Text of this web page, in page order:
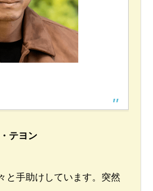
テヨン
と手助けしています。突然